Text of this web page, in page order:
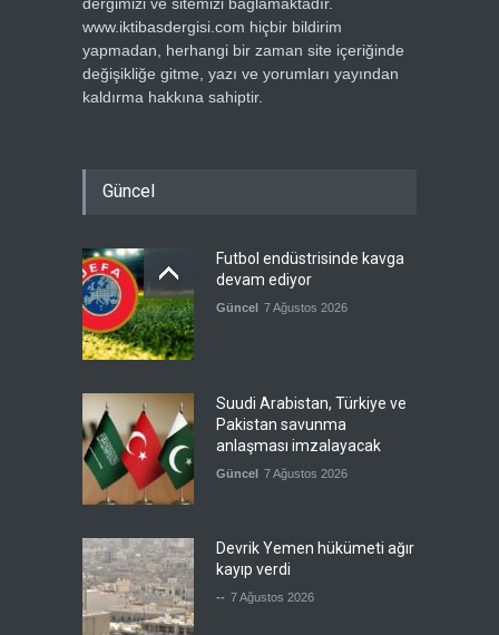
dergimizi ve sitemizi bağlamaktadır.
www.iktibasdergisi.com hiçbir bildirim
yapmadan, herhangi bir zaman site içeriğinde
değişikliğe gitme, yazı ve yorumları yayından
kaldırma hakkına sahiptir.
Güncel
Futbol endüstrisinde kavga
devam ediyor
Güncel 7 Ağustos 2026
Suudi Arabistan, Türkiye ve
Pakistan savunma
anlaşması imzalayacak
Güncel 7 Ağustos 2026
Devrik Yemen hükümeti ağır
kayıp verdi
-- 7 Ağustos 2026